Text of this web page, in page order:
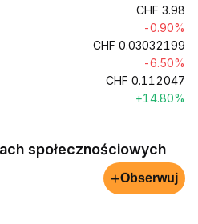
CHF 3.98
-0.90%
CHF 0.03032199
-6.50%
CHF 0.112047
+14.80%
społecznościowych
+Obserwuj